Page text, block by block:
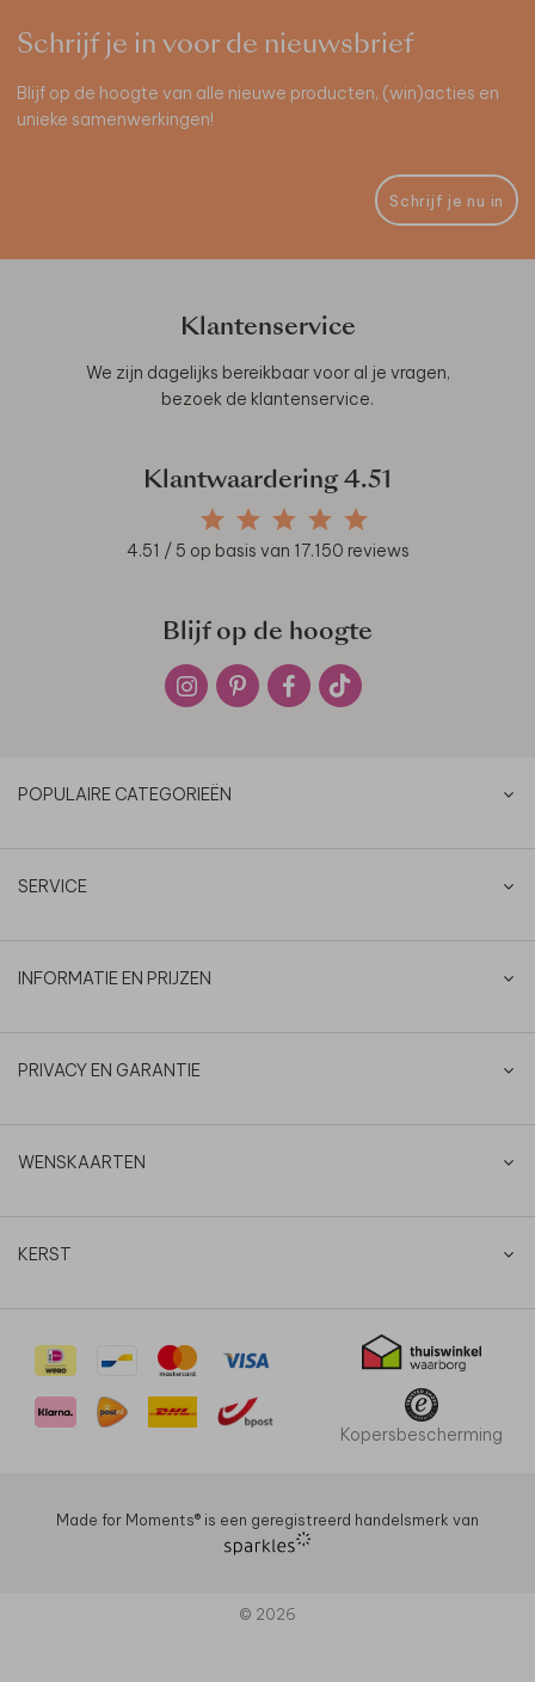
Schrijf je in voor de nieuwsbrief
Blijf op de hoogte van alle nieuwe producten, (win)acties en
unieke samenwerkingen!
Schrijf je nu in
Klantenservice
We zijn dagelijks bereikbaar voor al je vragen,
bezoek de klantenservice.
Klantwaardering 4.51
4.51 / 5 op basis van 17.150 reviews
Blijf op de hoogte
POPULAIRE CATEGORIEËN
SERVICE
INFORMATIE EN PRIJZEN
PRIVACY EN GARANTIE
WENSKAARTEN
KERST
Kopersbescherming
Made for Moments®️ is een geregistreerd handelsmerk van
© 2026